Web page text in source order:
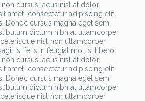
cursus lacus nisl at dolor.
amet, consectetur adipiscing elit.
Donec cursus magna eget sem
dictum nibh at ullamcorper
nisl non ullamcorper
felis in feugiat mollis, libero
cursus lacus nisl at dolor.
amet, consectetur adipiscing elit.
Donec cursus magna eget sem
dictum nibh at ullamcorper
nisl non ullamcorper